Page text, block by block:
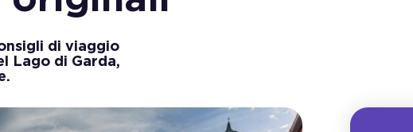
di viaggio
Lago di Garda,